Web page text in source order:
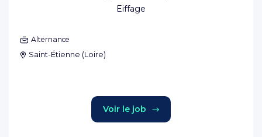
Eiffage
Alternance
Saint-Étienne (Loire)
Voir le job